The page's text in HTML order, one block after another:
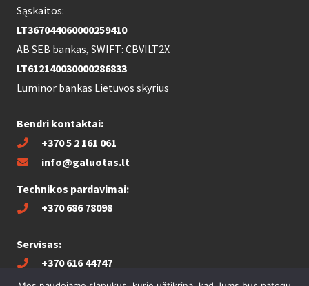
Sąskaitos:
LT367044060000259410
AB SEB bankas, SWIFT: CBVILT2X
LT612140030000286833
Luminor bankas Lietuvos skyrius
Bendri kontaktai:
+370 5 2 161 061
info@galuotas.lt
Technikos pardavimai:
+370 686 78098
Servisas:
+370 616 44747